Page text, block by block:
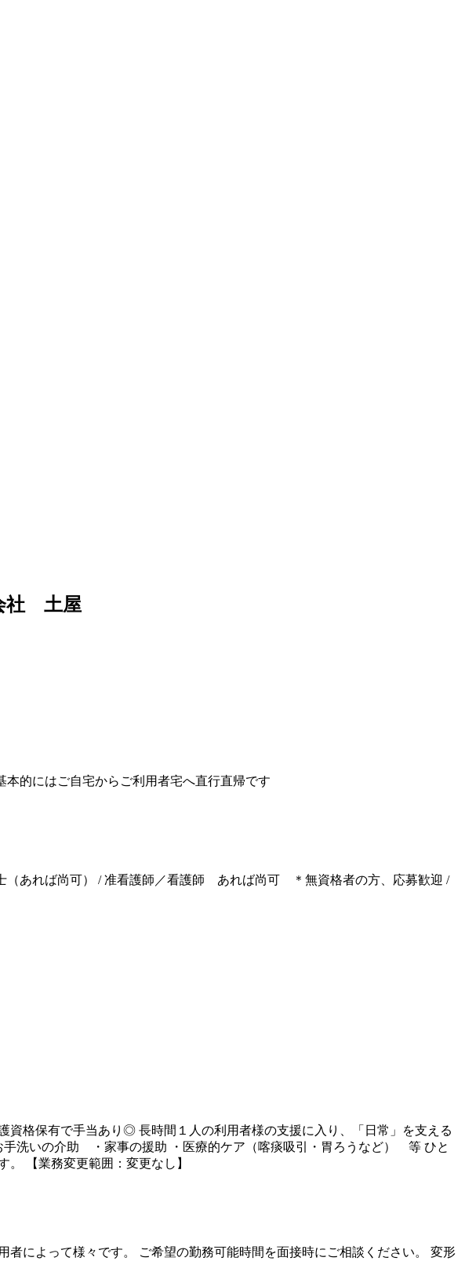
社 土屋
的にはご自宅からご利用者宅へ直行直帰です
（あれば尚可） / 准看護師／看護師 あれば尚可 ＊無資格者の方、応募歓迎 /
格保有で手当あり◎ 長時間１人の利用者様の支援に入り、「日常」を支える
いの介助 ・家事の援助 ・医療的ケア（喀痰吸引・胃ろうなど） 等 ひと
【業務変更範囲：変更なし】
者によって様々です。 ご希望の勤務可能時間を面接時にご相談ください。 変形